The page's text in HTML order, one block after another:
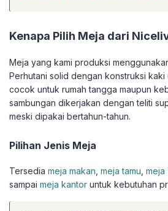
Kenapa Pilih Meja dari
Meja yang kami produksi
Perhutani solid dengan konstruksi kaki
cocok untuk rumah tangga maupun
sambungan dikerjakan dengan teliti
meski dipakai bertahun-tahun.
Pilihan Jenis Meja
Tersedia meja makan meja tamu meja
sampai meja kantor untuk kebutuhan